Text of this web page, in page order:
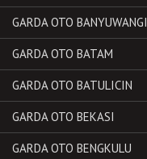
GARDA OTO BANYUWANGI
GARDA OTO BATAM
GARDA OTO BATULICIN
GARDA OTO BEKASI
GARDA OTO BENGKULU